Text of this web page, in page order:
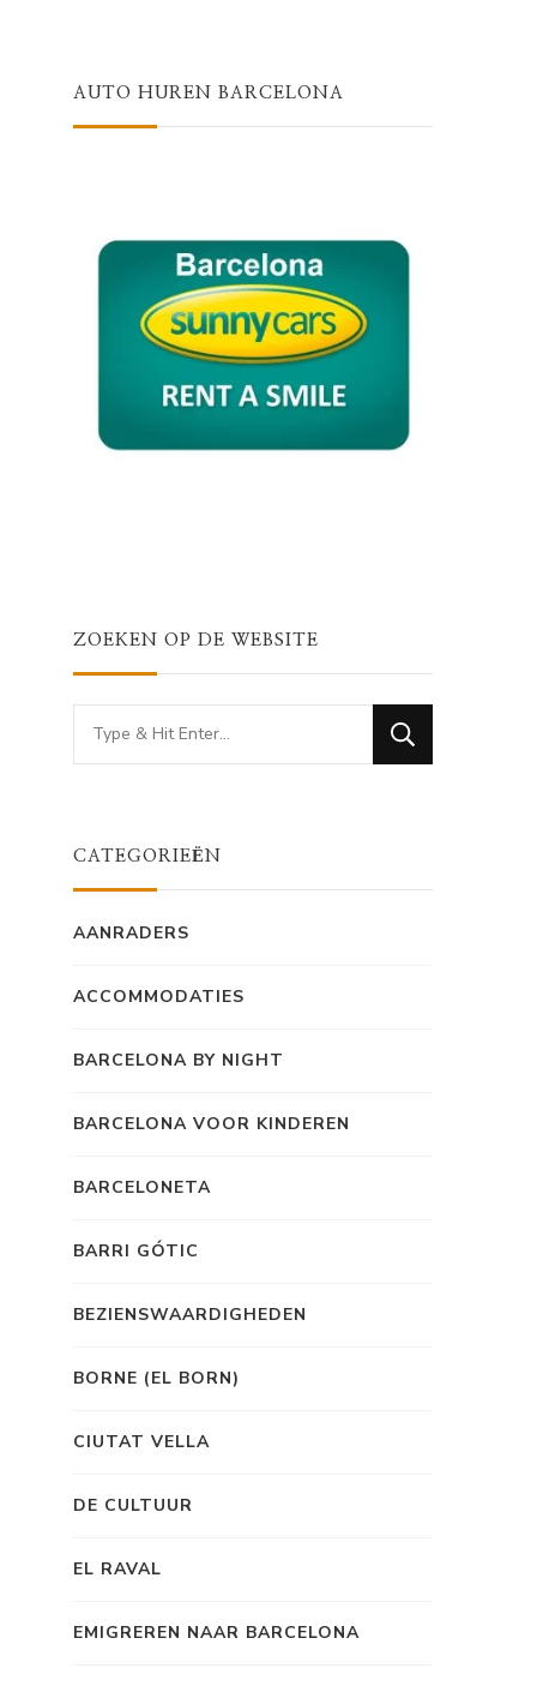
AUTO HUREN BARCELONA
ZOEKEN OP DE WEBSITE
Looking
for
CATEGORIEËN
AANRADERS
ACCOMMODATIES
BARCELONA BY NIGHT
BARCELONA VOOR KINDEREN
BARCELONETA
BARRI GÓTIC
BEZIENSWAARDIGHEDEN
BORNE (EL BORN)
CIUTAT VELLA
DE CULTUUR
EL RAVAL
EMIGREREN NAAR BARCELONA